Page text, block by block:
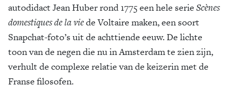
autodidact Jean Huber rond 1775 een hele serie Scènes
domestiques de la viede Voltaire maken, een soort
Snapchat-foto’s uit de achttiende eeuw. De lichte
toon van de negen die nu in Amsterdam te zien zijn,
verhult de complexe relatie van de keizerin met de
Franse filosofen.